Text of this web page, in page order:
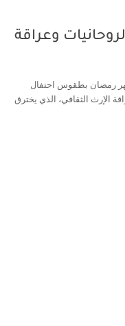
وعراقة
رمضان بطقوس احتفال
الإرث الثقافي، الذي يخترق